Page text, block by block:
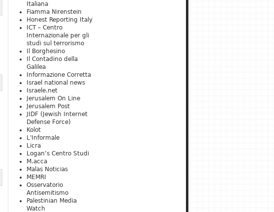
Italiana
Fiamma Nirenstein
Honest Reporting Italy
ICT – Centro
Internazionale per gli
studi sul terrorismo
Il Borghesino
Il Contadino della
Galilea
Informazione Corretta
Israel national news
Israele.net
Jerusalem On Line
Jerusalem Post
JIDF (Jewish Internet
Defense Force)
Kolot
L'Informale
Licra
Logan’s Centro Studi
M.acca
Malas Noticias
MEMRI
Osservatorio
Antisemitismo
Palestinian Media
Watch